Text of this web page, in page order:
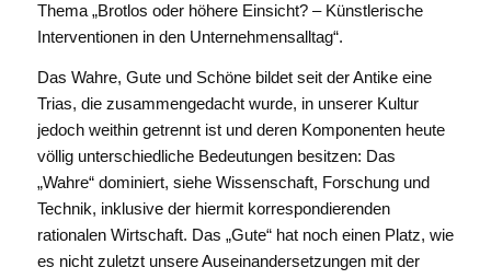
Thema „Brotlos oder höhere Einsicht? – Künstlerische
Interventionen in den Unternehmensalltag“.
Das Wahre, Gute und Schöne bildet seit der Antike eine
Trias, die zusammengedacht wurde, in unserer Kultur
jedoch weithin getrennt ist und deren Komponenten heute
völlig unterschiedliche Bedeutungen besitzen: Das
„Wahre“ dominiert, siehe Wissenschaft, Forschung und
Technik, inklusive der hiermit korrespondierenden
rationalen Wirtschaft. Das „Gute“ hat noch einen Platz, wie
es nicht zuletzt unsere Auseinandersetzungen mit der